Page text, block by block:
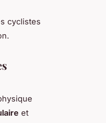
cyclistes
et